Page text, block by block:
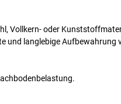
Vollkern- oder
und langlebige Aufbewahrung